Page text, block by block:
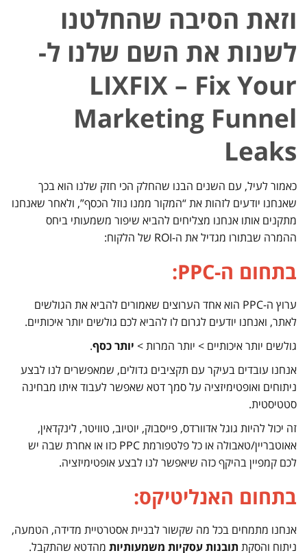
וזאת הסיבה שהחלטנו
לשנות את השם שלנו ל-
LIXFIX – Fix Your
Marketing Funnel
Leaks
כאמור לעיל, עם השנים הבנו שהחלק הכי חזק שלנו הוא בכך
שאנחנו יודעים לזהות את “המקור ממנו נוזל הכסף”, ולאחר שאנחנו
מתקנים אותו אנחנו מצליחים להביא שיפור משמעותי ביחס
ההמרה שבתורו מגדיל את ה-ROI של הלקוח:
בתחום ה-PPC:
ערוץ ה-PPC הוא אחד הערוצים שאמורים להביא את הגולשים
לאתר, ואנחנו יודעים לגרום לו להביא לכם גולשים יותר איכותיים.
גולשים יותר איכותיים > יותר המרות > יותר כסף.
אנחנו עובדים בעיקר עם תקציבים גדולים, שמאפשרים לנו לבצע
ניתוחים ואופטימיזציה על סמך דטא שאפשר לעבוד איתו מבחינה
סטטיסטית.
זה יכול להיות גוגל אדוורדס, פייסבוק, יוטיוב, טוויטר, לינקדאין,
אאוטבריין/טאבולה או כל פלטפורמת PPC כזו או אחרת שבה יש
לכם קמפיין בהיקף כזה שיאפשר לנו לבצע אופטימיזציה.
בתחום האנליטיקס:
אנחנו מתמחים בכל מה שקשור לבניית אסטרטיית מדידה, הטמעה,
ניתוח והסקת תובנות עסקיות משמעותיות מהדטא שהתקבל.